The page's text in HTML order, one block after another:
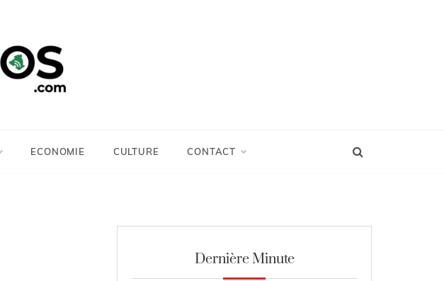
ECONOMIE CULTURE CONTACT
Dernière Minute